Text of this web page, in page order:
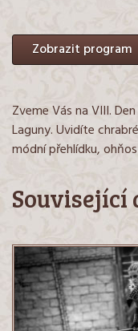
Zobrazit program
Zveme Vás na VIII.
Laguny. Uvidíte
módní přehlídku,
Související